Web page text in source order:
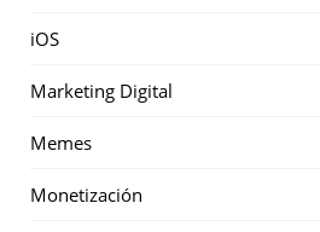
iOS
Marketing Digital
Memes
Monetización